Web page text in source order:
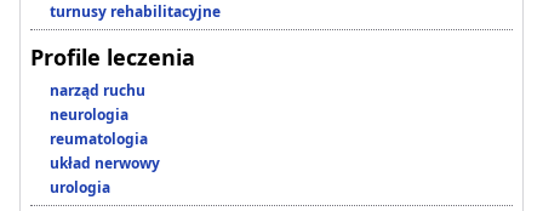
turnusy rehabilitacyjne
Profile leczenia
narząd ruchu
neurologia
reumatologia
układ nerwowy
urologia